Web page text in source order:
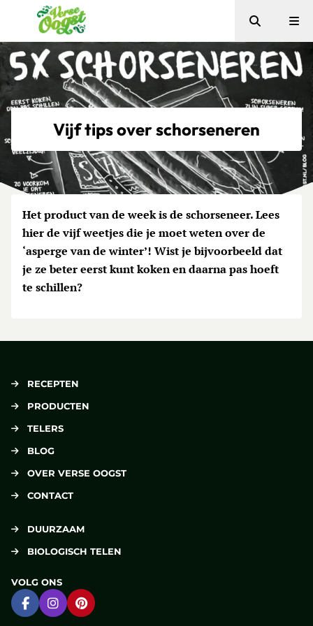
Verse Oogst
Zoeken
Vijf tips over schorseneren
Het product van de week is de schorseneer. Lees
hier de vijf weetjes die je moet weten over de
‘asperge van de winter’! Wist je bijvoorbeeld dat
je ze beter eerst kunt koken en daarna pas hoeft
te schillen?
RECEPTEN
PRODUCTEN
TELERS
BLOG
OVER VERSE OOGST
CONTACT
DUURZAAM
BIOLOGISCH TELEN
VOLG ONS
Ga naar Facebook
Ga naar Instagram
Ga naar Pinterest